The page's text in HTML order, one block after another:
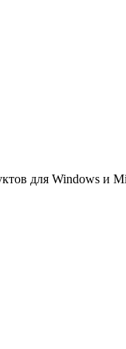
для Windows и